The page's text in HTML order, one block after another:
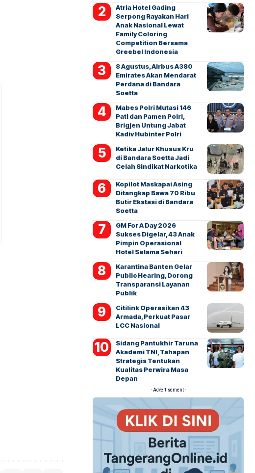
Atria Hotel Gading
Serpong Rayakan Hari
Anak Nasional Lewat
Family Coloring
Competition Bersama
Greebel Indonesia
8 Agustus, Airbus A380
Emirates Akan Mendarat
Perdana di Bandara
Soetta
Mabes Polri Mutasi 146
Pati dan Pamen Polri,
Brigjen Untung Jabat
Kadiv Hubinter Polri
Ketika Jalur Khusus Kru
di Bandara Soetta Jadi
Celah Sindikat Narkotika
Kopilot Maskapai Asing
Ditangkap Bawa 70 Ribu
Butir Ekstasi di Bandara
Soetta
GM For A Day 2026
Sukses Digelar, 43 Anak
Pimpin Operasional
Hotel Selama Sehari
Karantina Banten Gelar
Public Hearing, Dorong
Transparansi Layanan
Publik
Citilink Operasikan 43
Armada, Perkuat Pasar
LCC Nasional
Sidang Pantukhir Taruna
Akademi TNI, Tahapan
Strategis Tentukan
Kualitas Perwira Masa
Depan
- Advertisement -